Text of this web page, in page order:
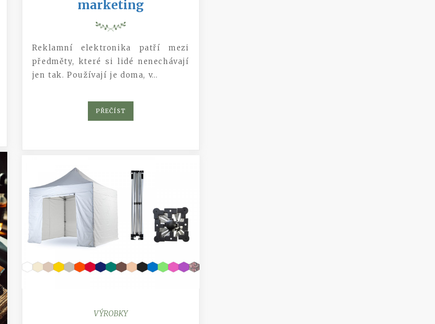
marketing
Reklamní elektronika patří mezi
předměty, které si lidé nenechávají
jen tak. Používají je doma, v…
PŘEČÍST
VÝROBKY